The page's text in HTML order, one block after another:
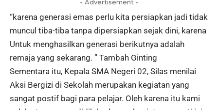
- Advertisement -
“karena generasi emas perlu kita persiapkan jadi tidak
muncul tiba-tiba tanpa dipersiapkan sejak dini, karena
Untuk menghasilkan generasi berikutnya adalah
remaja yang sekarang. ” Tambah Ginting
Sementara itu, Kepala SMA Negeri 02, Silas menilai
Aksi Bergizi di Sekolah merupakan kegiatan yang
sangat postif bagi para pelajar. Oleh karena itu kami